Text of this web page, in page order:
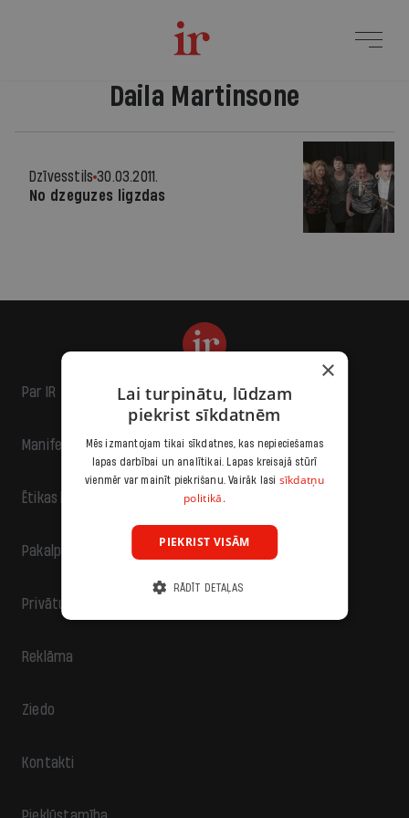
Daila Martinsone
Dzīvesstils 30.03.2011.
No dzeguzes ligzdas
Par IR
Manifests
Ētikas kodekss
Pakalpojumu sniegšanas noteikumi
Privātuma politika
Reklāma
Ziedo
Kontakti
×
Lai turpinātu, lūdzam
piekrist sīkdatnēm
Mēs izmantojam tikai sīkdatnes, kas nepieciešamas
lapas darbībai un analītikai. Lapas kreisajā stūrī
vienmēr var mainīt piekrišanu. Vairāk lasi sīkdatņu
politikā.
PIEKRIST VISĀM
RĀDĪT DETAĻAS